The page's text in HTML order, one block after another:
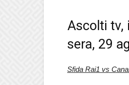
Ascolti tv,
sera, 29
Sfida Rai1 vs